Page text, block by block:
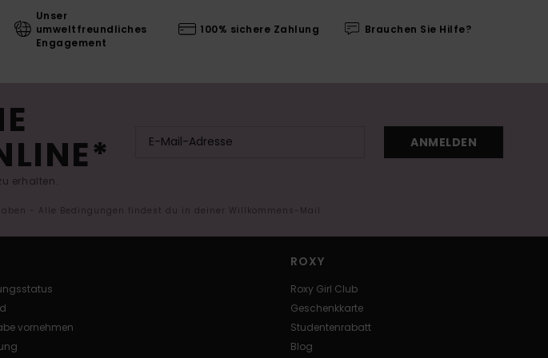
Unser
umweltfreundliches
Engagement
100% sichere Zahlung Brauchen Sie Hilfe?
erhalten.
ANMELDEN
- Alle Bedingungen findest du in deiner Willkommens-Mail
vornehmen
ROXY
Roxy Girl Club
Geschenkkarte
Studentenrabatt
Blog